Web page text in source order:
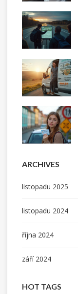
ARCHIVES
listopadu 2025
listopadu 2024
října 2024
září 2024
HOT TAGS